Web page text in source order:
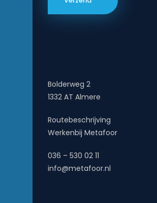
Bolderweg 2
1332 AT Almere
Routebeschrijving
Werkenbij Metafoor
036 – 530 02 11
info@metafoor.nl